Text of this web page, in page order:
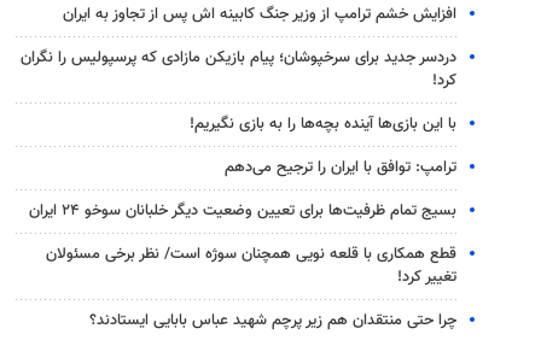
افزایش خشم ترامپ از وزیر جنگ کابینه اش پس از تجاوز به ایران
دردسر جدید برای سرخپوشان؛ پیام بازیکن مازادی که پرسپولیس را نگران
کرد!
با این بازی‌ها آینده بچه‌ها را به بازی نگیریم!
ترامپ: توافق با ایران را ترجیح می‌دهم
بسیج تمام ظرفیت‌ها برای تعیین وضعیت دیگر خلبانان سوخو ۲۴ ایران
قطع همکاری با قلعه نویی همچنان سوژه است/ نظر برخی مسئولان
تغییر کرد!
چرا حتی منتقدان هم زیر پرچم شهید عباس بابایی ایستادند؟